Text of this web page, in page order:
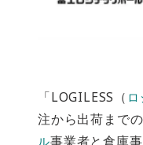
「LOGILESS（
注から出荷まで
ル事業者と倉庫